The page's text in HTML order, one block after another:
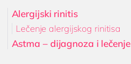
Alergijski rinitis
Lečenje alergijskog rinitisa
Astma – dijagnoza i lečenje